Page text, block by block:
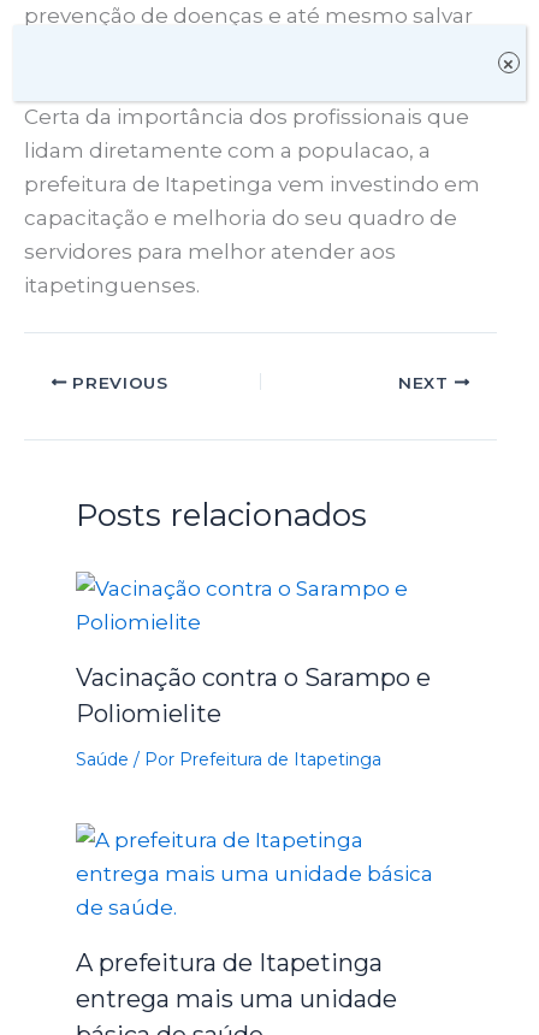
prevenção de doenças e até mesmo salvar
Certa da importância dos profissionais que
lidam diretamente com a populacao, a
prefeitura de Itapetinga vem investindo em
capacitação e melhoria do seu quadro de
servidores para melhor atender aos
itapetinguenses.
PREVIOUS NEXT
Posts relacionados
Vacinação contra o Sarampo e
Poliomielite
Saúde / Por Prefeitura de Itapetinga
A prefeitura de Itapetinga
entrega mais uma unidade
×